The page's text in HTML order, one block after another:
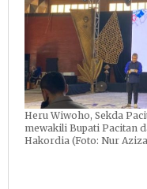
Heru Wiwoho, Sekda
mewakili Bupati Pacitan
Hakordia (Foto: Nur